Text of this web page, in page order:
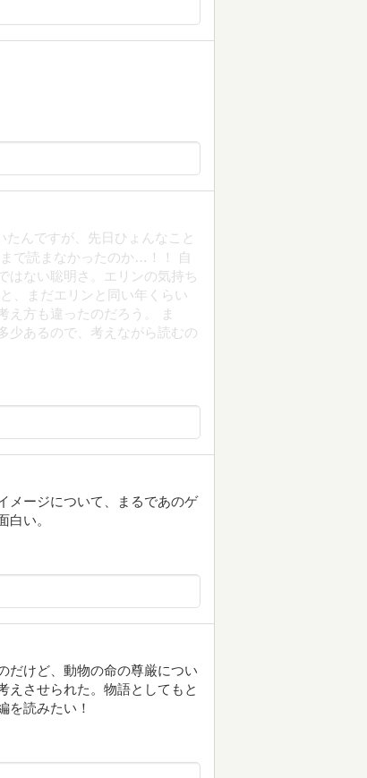
んですが、先日ひょんなこと
で読まなかったのか…！！ 自
はない聡明さ。エリンの気持ち
、まだエリンと同い年くらい
え方も違ったのだろう。 ま
少あるので、考えながら読むの
メージについて、まるであのゲ
い。
だけど、動物の命の尊厳につい
えさせられた。物語としてもと
を読みたい！